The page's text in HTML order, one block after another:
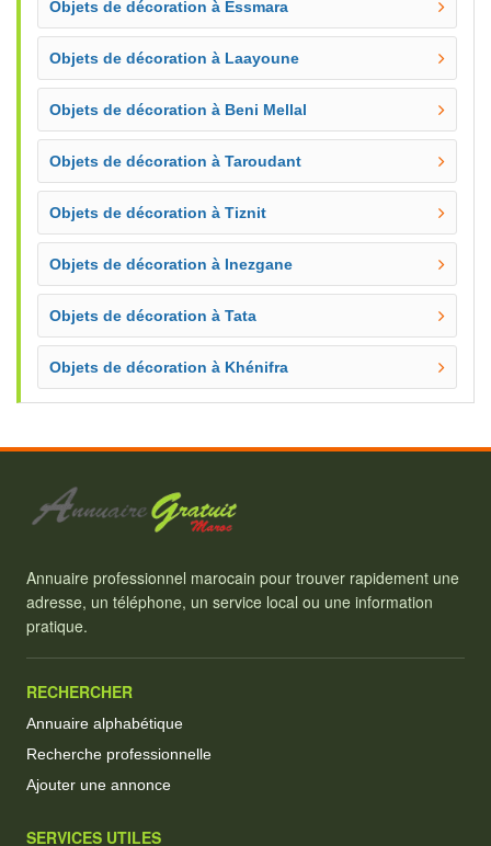
Objets de décoration à Essmara
Objets de décoration à Laayoune
Objets de décoration à Beni Mellal
Objets de décoration à Taroudant
Objets de décoration à Tiznit
Objets de décoration à Inezgane
Objets de décoration à Tata
Objets de décoration à Khénifra
Annuaire professionnel marocain pour trouver rapidement une
adresse, un téléphone, un service local ou une information
pratique.
RECHERCHER
Annuaire alphabétique
Recherche professionnelle
Ajouter une annonce
SERVICES UTILES